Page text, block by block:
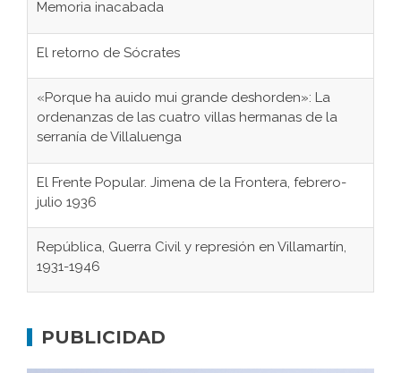
Memoria inacabada
El retorno de Sócrates
«Porque ha auido mui grande deshorden»: La
ordenanzas de las cuatro villas hermanas de la
serranía de Villaluenga
El Frente Popular. Jimena de la Frontera, febrero-
julio 1936
República, Guerra Civil y represión en Villamartín,
1931-1946
concentración nazis
PUBLICIDAD